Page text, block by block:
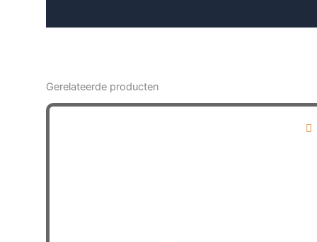
Gerelateerde producten